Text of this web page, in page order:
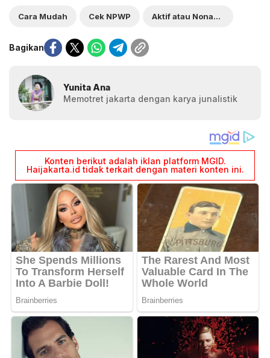
Cara Mudah Cek NPWP Aktif atau Nonaktif
Bagikan
Yunita Ana
Memotret jakarta dengan karya junalistik